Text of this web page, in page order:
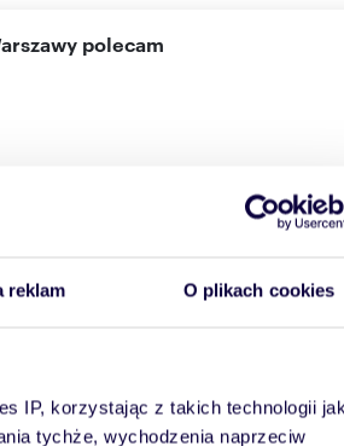
reklam O plikach cookies
IP, korzystając z takich technologii jak
tychże, wychodzenia naprzeciw
polecam
W ŚCISŁYM CENTRUM WARSZAWY